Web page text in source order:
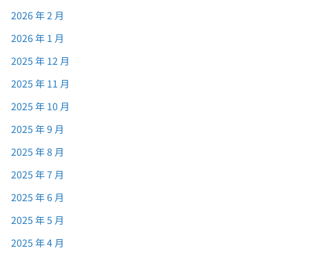
2026 年 2 月
2026 年 1 月
2025 年 12 月
2025 年 11 月
2025 年 10 月
2025 年 9 月
2025 年 8 月
2025 年 7 月
2025 年 6 月
2025 年 5 月
2025 年 4 月